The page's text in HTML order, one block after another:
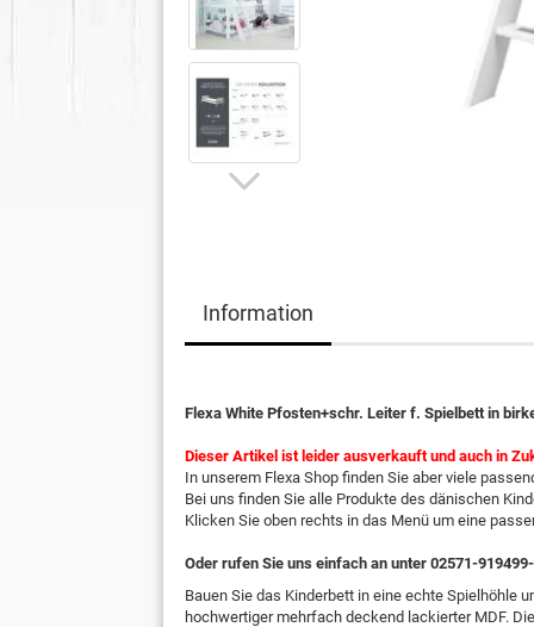
Information
Flexa White Pfosten+schr. Leiter f. Spielbett in
Dieser Artikel ist leider ausverkauft und auch in
In unserem Flexa Shop finden Sie aber viele
Bei uns finden Sie alle Produkte des dänischen
Klicken Sie oben rechts in das Menü um eine
Oder rufen Sie uns einfach an unter 02571-
Bauen Sie das Kinderbett in eine echte Spielhöhle
hochwertiger mehrfach deckend lackierter MDF.